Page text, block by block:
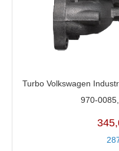
Turbo Volkswagen
970-